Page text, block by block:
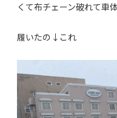
くて布チェーン破れて車
履いたの↓これ